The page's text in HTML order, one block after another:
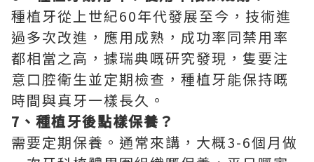
種植牙從上世紀60年代發展至今，技術進
過多次改進，應用成熟，成功率同禁用率
都相當之高，據瑞典嘅研究發現，隻要注
意口腔衛生並定期檢查，種植牙能保持嘅
時間與真牙一樣長久。
7 、種植牙後點樣保養？
需要定期保養。通常來講，大概3-6個月做